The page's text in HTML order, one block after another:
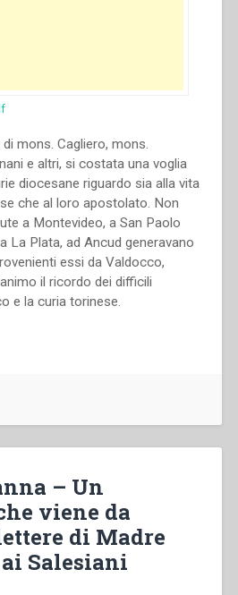
mons. Cagliero, mons.
e altri, si costata una voglia
diocesane riguardo sia alla vita
che al loro apostolato. Non
a Montevideo, a San Paolo
La Plata, ad Ancud generavano
essi da Valdocco,
il ricordo dei difficili
e la curia torinese.
– Un
viene da
di Madre
Salesiani